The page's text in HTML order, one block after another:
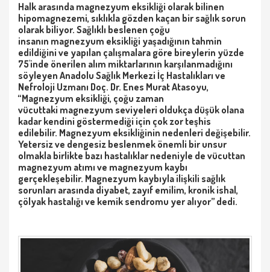
Halk arasında magnezyum eksikliği olarak bilinen
hipomagnezemi, sıklıkla gözden kaçan bir sağlık sorun
olarak biliyor. Sağlıklı beslenen çoğu
insanın magnezyum eksikliği yaşadığının tahmin
edildiğini ve yapılan çalışmalara göre bireylerin yüzde
75'inde önerilen alım miktarlarının karşılanmadığını
söyleyen Anadolu Sağlık Merkezi İç Hastalıkları ve
Nefroloji Uzmanı Doç. Dr. Enes Murat Atasoyu,
“Magnezyum eksikliği, çoğu zaman
vücuttaki magnezyum seviyeleri oldukça düşük olana
kadar kendini göstermediği için çok zor teşhis
edilebilir. Magnezyum eksikliğinin nedenleri değişebilir.
Yetersiz ve dengesiz beslenmek önemli bir unsur
olmakla birlikte bazı hastalıklar nedeniyle de vücuttan
magnezyum atımı ve magnezyum kaybı
gerçekleşebilir. Magnezyum kaybıyla ilişkili sağlık
sorunları arasında diyabet, zayıf emilim, kronik ishal,
çölyak hastalığı ve kemik sendromu yer alıyor” dedi.